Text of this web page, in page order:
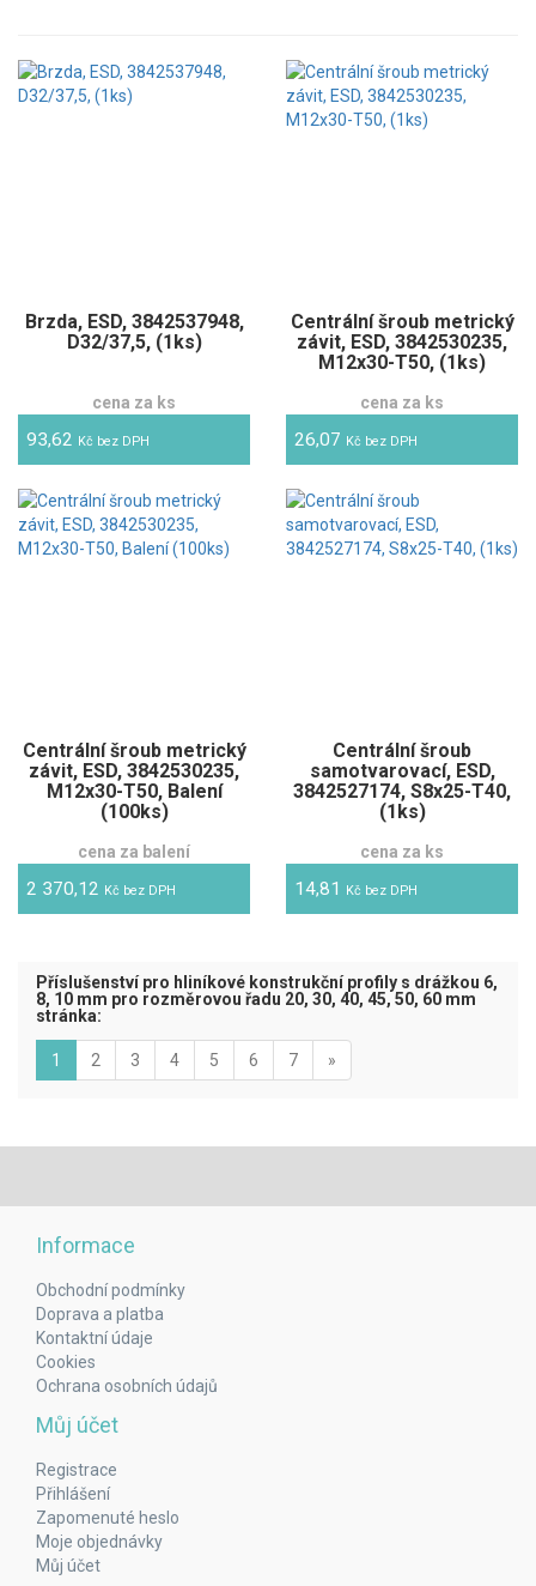
Brzda, ESD, 3842537948,
D32/37,5, (1ks)
cena za ks
93,62 Kč bez DPH
Centrální šroub metrický
závit, ESD, 3842530235,
M12x30-T50, (1ks)
cena za ks
26,07 Kč bez DPH
Centrální šroub metrický
závit, ESD, 3842530235,
M12x30-T50, Balení
(100ks)
cena za balení
2 370,12 Kč bez DPH
Centrální šroub
samotvarovací, ESD,
3842527174, S8x25-T40,
(1ks)
cena za ks
14,81 Kč bez DPH
Příslušenství pro hliníkové konstrukční profily s drážkou 6,
8, 10 mm pro rozměrovou řadu 20, 30, 40, 45, 50, 60 mm
stránka:
1 (aktuální)
2 3 4 5 6 7 »
Informace
Obchodní podmínky
Doprava a platba
Kontaktní údaje
Cookies
Ochrana osobních údajů
Můj účet
Registrace
Přihlášení
Zapomenuté heslo
Moje objednávky
Můj účet